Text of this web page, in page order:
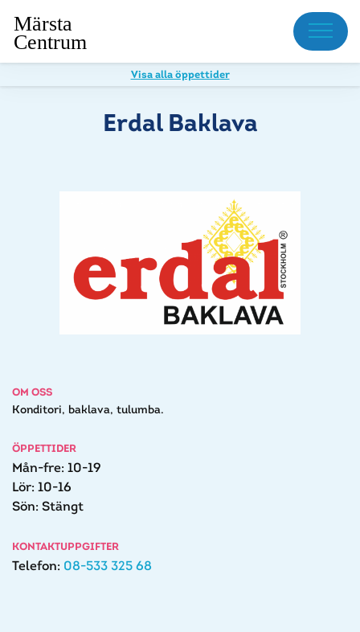
Meny
Visa alla öppettider
Erdal Baklava
OM OSS
Konditori, baklava, tulumba.
ÖPPETTIDER
Mån-fre: 10-19
Lör: 10-16
Sön: Stängt
KONTAKTUPPGIFTER
Telefon: 08-533 325 68